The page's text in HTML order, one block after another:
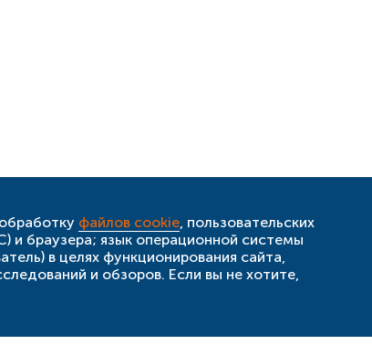
файлов cookie, пользовательских
и браузера; язык операционной системы
в целях функционирования сайта,
и обзоров. Если вы не хотите,